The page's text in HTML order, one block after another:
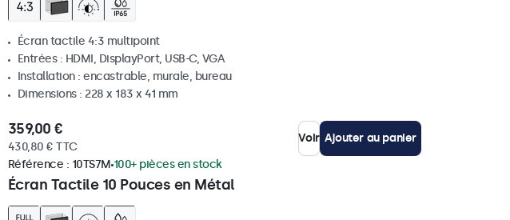
Écran tactile 4:3 multipoint
Entrées : HDMI, DisplayPort, USB-C, VGA
Installation : encastrable, murale, bureau
Dimensions : 228 x 183 x 41 mm
359,00 €
430,80 € TTC
Voir Ajouter au panier
Écran Tactile 10 Pouces en Métal
Référence : 10TS7M 100+ pièces en stock